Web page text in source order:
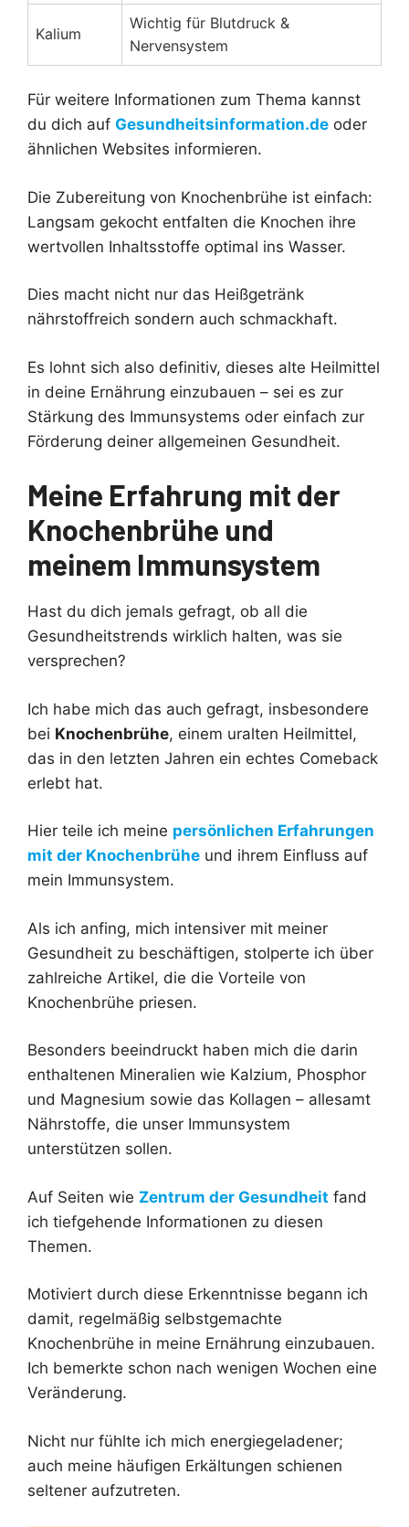
Kalium
Wichtig für Blutdruck &
Nervensystem
Für weitere Informationen zum Thema kannst
du dich auf Gesundheitsinformation.de oder
ähnlichen Websites informieren.
Die Zubereitung von Knochenbrühe ist einfach:
Langsam gekocht entfalten die Knochen ihre
wertvollen Inhaltsstoffe optimal ins Wasser.
Dies macht nicht nur das Heißgetränk
nährstoffreich sondern auch schmackhaft.
Es lohnt sich also definitiv, dieses alte Heilmittel
in deine Ernährung einzubauen – sei es zur
Stärkung des Immunsystems oder einfach zur
Förderung deiner allgemeinen Gesundheit.
Meine Erfahrung mit der
Knochenbrühe und
meinem Immunsystem
Hast du dich jemals gefragt, ob all die
Gesundheitstrends wirklich halten, was sie
versprechen?
Ich habe mich das auch gefragt, insbesondere
bei Knochenbrühe, einem uralten Heilmittel,
das in den letzten Jahren ein echtes Comeback
erlebt hat.
Hier teile ich meine persönlichen Erfahrungen
mit der Knochenbrühe und ihrem Einfluss auf
mein Immunsystem.
Als ich anfing, mich intensiver mit meiner
Gesundheit zu beschäftigen, stolperte ich über
zahlreiche Artikel, die die Vorteile von
Knochenbrühe priesen.
Besonders beeindruckt haben mich die darin
enthaltenen Mineralien wie Kalzium, Phosphor
und Magnesium sowie das Kollagen – allesamt
Nährstoffe, die unser Immunsystem
unterstützen sollen.
Auf Seiten wie Zentrum der Gesundheit fand
ich tiefgehende Informationen zu diesen
Themen.
Motiviert durch diese Erkenntnisse begann ich
damit, regelmäßig selbstgemachte
Knochenbrühe in meine Ernährung einzubauen.
Ich bemerkte schon nach wenigen Wochen eine
Veränderung.
Nicht nur fühlte ich mich energiegeladener;
auch meine häufigen Erkältungen schienen
seltener aufzutreten.